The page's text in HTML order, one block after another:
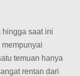
hingga saat ini
temuan hanya
rentan dari